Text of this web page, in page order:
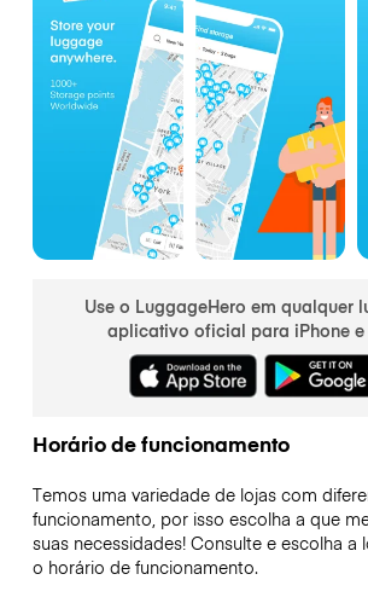
Use o LuggageHero em qualquer
aplicativo oficial para iPhone
Horário de funcionamento
Temos uma variedade de lojas com
funcionamento, por isso escolha a que
suas necessidades! Consulte e escolha a
o horário de funcionamento.